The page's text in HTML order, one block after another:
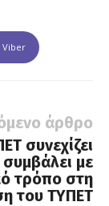
Viber
άρθρο
συνεχίζει
με
τρόπο στη
του ΤΥΠΕΤ